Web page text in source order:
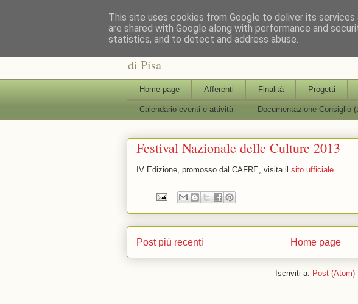
: : CAFRE : : Centro Interdipartimentale per
di Pisa
Home page Afferenti Finalità Progetti
Calendario eventi e attività Documentazione Consiglio
Festival Nazionale delle Culture 2013
IV Edizione, promosso dal CAFRE, visita il sito ufficiale
Post più recenti Home page
Iscriviti a: Post (Atom)
This site uses cookies from Google to deliver its
are shared with Google along with performance and
statistics, and to detect and address abuse.